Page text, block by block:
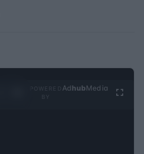
Ad hubMedia